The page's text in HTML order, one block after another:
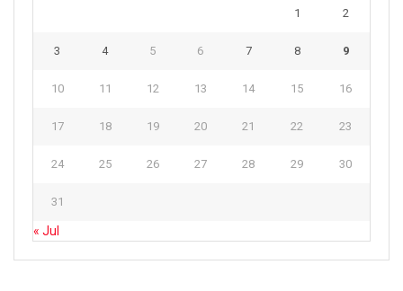
1 2
3 4 5 6 7 8 9
10 11 12 13 14 15 16
17 18 19 20 21 22 23
24 25 26 27 28 29 30
31
« Jul